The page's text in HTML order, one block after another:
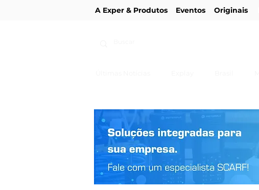
A Exper & Produtos Eventos Originais